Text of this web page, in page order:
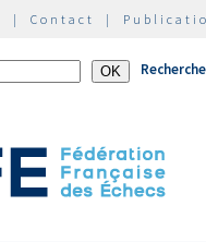
| Contact |